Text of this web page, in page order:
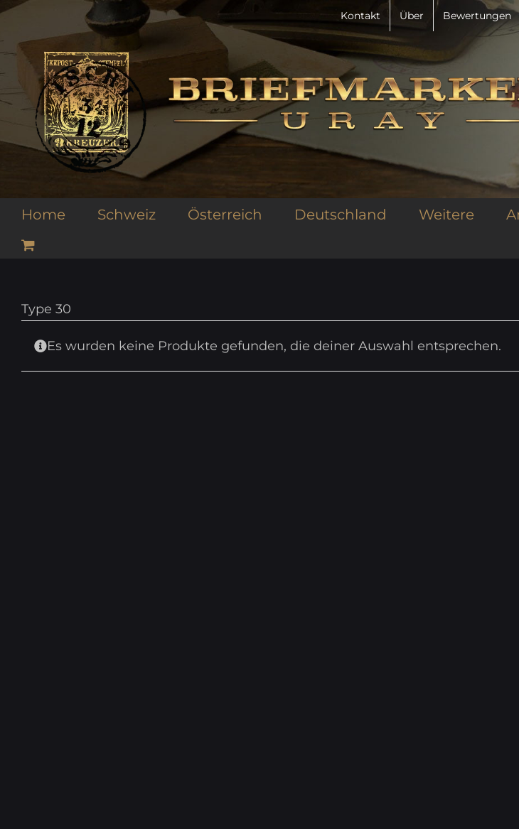
Zum
springen
Kontakt Über Bewertungen
Home Schweiz Österreich Deutschland Weitere
Type 30
Es wurden keine Produkte gefunden, die deiner Auswahl entsprechen.